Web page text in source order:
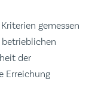
gemessen
betrieblichen
der
Erreichung